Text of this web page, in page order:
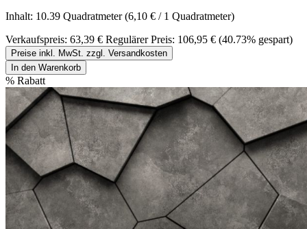
Inhalt: 10.39 Quadratmeter(6,10 € / 1 Quadratmeter)
Verkaufspreis: 63,39 € Regulärer Preis: 106,95 € (40.73% gespart)
Preise inkl. MwSt. zzgl. Versandkosten
In den Warenkorb
% Rabatt